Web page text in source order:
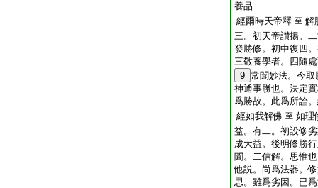
養品
經爾時天帝釋 至 解
三。初天帝讃揚。
發勝修。初中復四
三敬養學者。四隨
9 常聞妙法。今
神通事勝也。決定
爲勝故。此爲所詮
經如我解佛 至 如理
益。有二。初設修
成大益。後明修勝
聞。二信解。思惟
他説。尚爲法器。
思。雖爲劣因。已